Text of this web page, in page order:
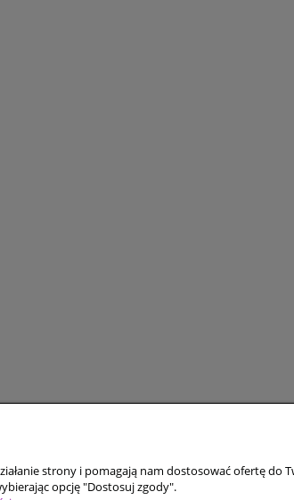
dostaw
Twoje zamówienia
strony i pomagają nam dostosować ofertę
opcję "Dostosuj zgody".